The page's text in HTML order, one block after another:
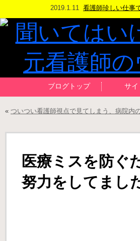
2019.1.11 看護師珍しい仕事
ブログトップ サイ
« ついつい看護師視点で見てしまう、病院内
医療ミスを防ぐ
努力をしてまし